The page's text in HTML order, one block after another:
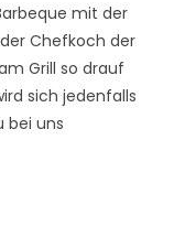
mit der
Chefkoch der
Grill so drauf
sich jedenfalls
bei uns